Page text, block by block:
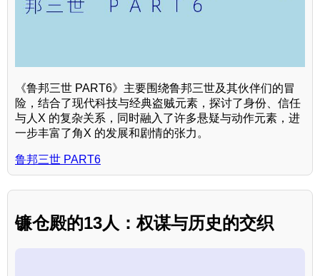
《鲁邦三世 PART6》主要围绕鲁邦三世及其伙伴们的冒
险，结合了现代科技与经典盗贼元素，探讨了身份、信任
与人X 的复杂关系，同时融入了许多悬疑与动作元素，进
一步丰富了角X 的发展和剧情的张力。
鲁邦三世 PART6
镰仓殿的13人：权谋与历史的交织